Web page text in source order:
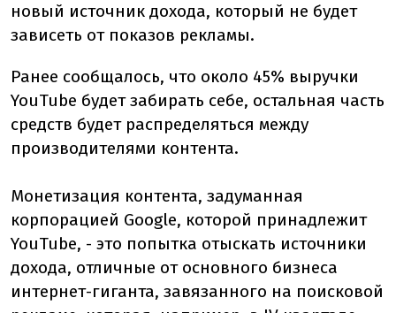
новый источник дохода, который не будет
зависеть от показов рекламы.
Ранее сообщалось, что около 45% выручки
YouTube будет забирать себе, остальная часть
средств будет распределяться между
производителями контента.
Монетизация контента, задуманная
корпорацией Google, которой принадлежит
YouTube, - это попытка отыскать источники
дохода, отличные от основного бизнеса
интернет-гиганта, завязанного на поисковой